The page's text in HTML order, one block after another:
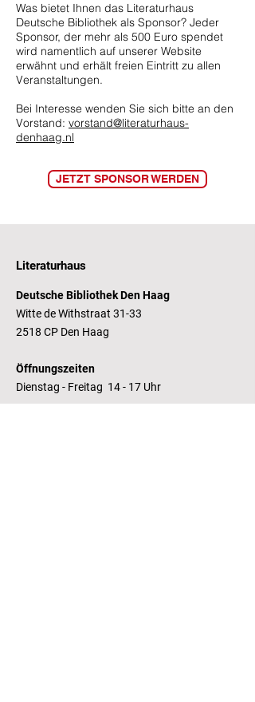
Was bietet Ihnen das Literaturhaus
Deutsche Bibliothek als Sponsor? Jeder
Sponsor, der mehr als 500 Euro spendet
wird namentlich auf unserer Website
erwähnt und erhält freien Eintritt zu allen
Veranstaltungen.
Bei Interesse wenden Sie sich bitte an den
Vorstand: vorstand@literaturhaus-
denhaag.nl
JETZT SPONSOR WERDEN
Literaturhaus
Deutsche Bibliothek Den Haag
Witte de Withstraat 31-33
2518 CP Den Haag
Öffnungszeiten
Dienstag - Freitag 14 - 17 Uhr